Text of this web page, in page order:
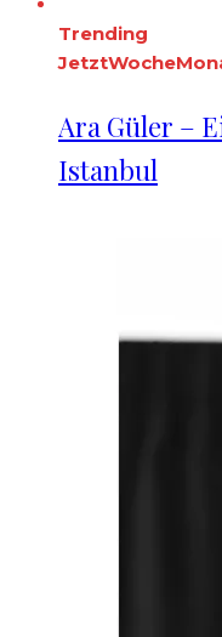
Trending
JetztWoche
Ara Güler –
Istanbul